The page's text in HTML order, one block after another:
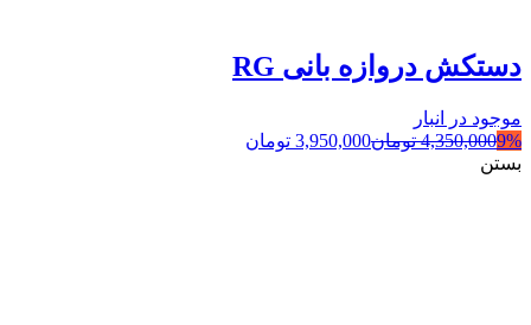
دستکش دروازه بانی RG
موجود در انبار
9%
4,350,000 تومان3,950,000 تومان
بستن